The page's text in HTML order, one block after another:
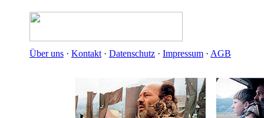
Über uns · Kontakt · Datenschutz · Impressum · AGB